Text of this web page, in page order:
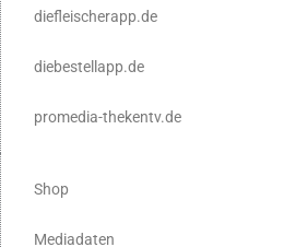
diefleischerapp.de
diebestellapp.de
promedia-thekentv.de
Shop
Mediadaten